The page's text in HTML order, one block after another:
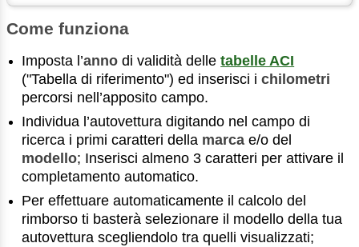
Come funziona
Imposta l’anno di validità delletabelle ACI
("Tabella di riferimento") ed inserisci ichilometri
percorsi nell’apposito campo.
Individua l’autovettura digitando nel campo di
ricerca i primi caratteri della marca e/o del
modello; Inserisci almeno 3 caratteri per attivare il
completamento automatico.
Per effettuare automaticamente il calcolo del
rimborso ti basterà selezionare il modello della tua
autovettura scegliendolo tra quelli visualizzati;